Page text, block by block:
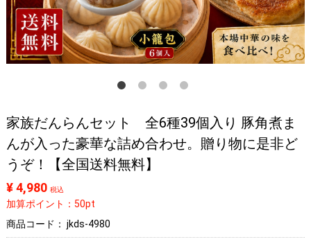
家族だんらんセット 全6種39個入り 豚角煮ま
んが入った豪華な詰め合わせ。贈り物に是非ど
うぞ！【全国送料無料】
¥ 4,980 税込
加算ポイント：50pt
商品コード： jkds-4980